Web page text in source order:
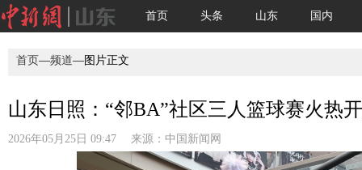
首页 头条 山东 国内
首页—频道—图片正文
山东日照：“邻BA”社区三人篮球赛火热
2026年05月25日 09:47 来源： 中国新闻网